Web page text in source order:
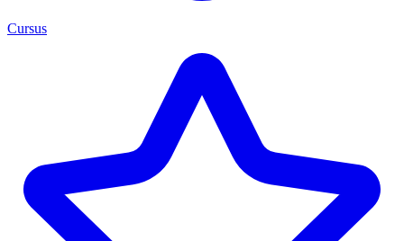
Cursus